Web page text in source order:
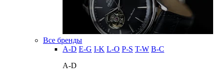
Все бренды
A-D E-G I-K L-O P-S T-W В-С
A-D